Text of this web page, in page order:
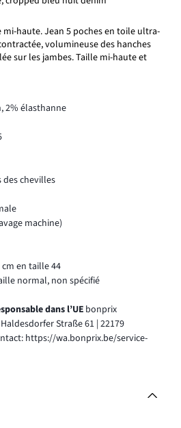
haute. Jean 5 poches en toile ultra-
volumineuse des hanches
sur les jambes. Taille mi-haute et
2% élasthanne
des chevilles
machine)
cm en taille 44
normal, non spécifié
dans l’UE bonprix
Straße 61 | 22179
https://wa.bonprix.be/service-